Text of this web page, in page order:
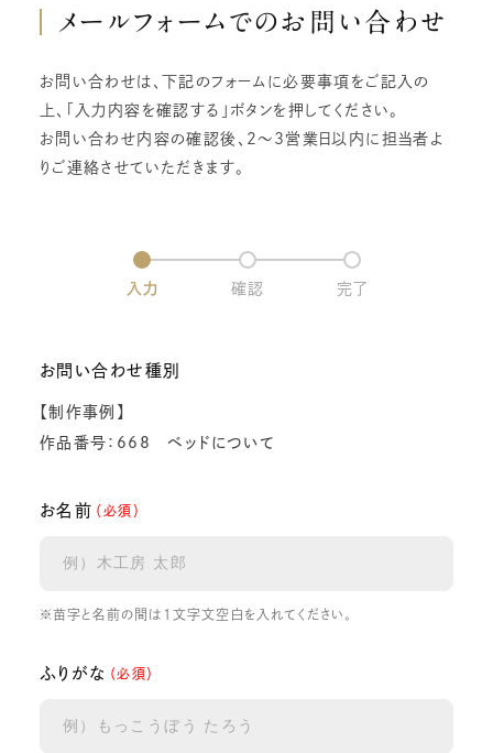
メールフォームでのお問い合わせ
お問い合わせは、下記のフォームに必要事項をご記入の
上、「入力内容を確認する」ボタンを押してください。
お問い合わせ内容の確認後、2～3営業日以内に担当者よ
りご連絡させていただきます。
入力 確認 完了
お問い合わせ種別
【制作事例】
作品番号：668 ベッドについて
お名前 （必須）
※苗字と名前の間は1文字文空白を入れてください。
ふりがな （必須）